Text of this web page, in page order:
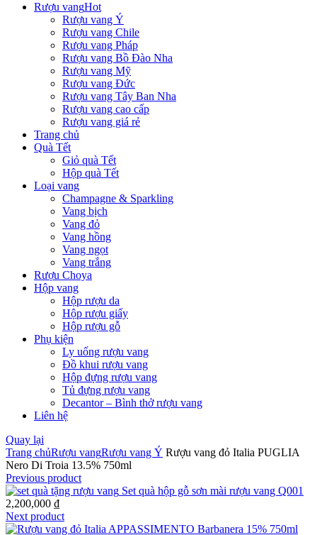
Rượu vangHot
Rượu vang Ý
Rượu vang Chile
Rượu vang Pháp
Rượu vang Bồ Đào Nha
Rượu vang Mỹ
Rượu vang Đức
Rượu vang Tây Ban Nha
Rượu vang cao cấp
Rượu vang giá rẻ
Trang chủ
Quà Tết
Giỏ quà Tết
Hộp quà Tết
Loại vang
Champagne & Sparkling
Vang bịch
Vang đỏ
Vang hồng
Vang ngọt
Vang trắng
Rượu Choya
Hộp vang
Hộp rượu da
Hộp rượu giấy
Hộp rượu gỗ
Phụ kiện
Ly uống rượu vang
Đồ khui rượu vang
Hộp đựng rượu vang
Tủ đựng rượu vang
Decantor – Bình thở rượu vang
Liên hệ
Quay lại
Trang chủRượu vangRượu vang Ý Rượu vang đỏ Italia PUGLIA
Nero Di Troia 13.5% 750ml
Previous product
Set quà hộp gỗ sơn mài rượu vang Q001
2,200,000 ₫
Next product